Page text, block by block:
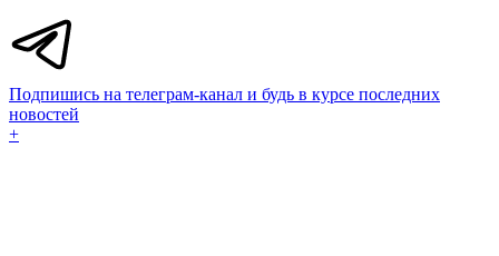
Подпишись на телеграм-канал и будь в курсе последних
новостей
+